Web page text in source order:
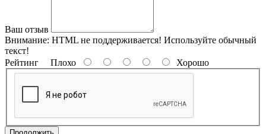
Ваш отзыв
Внимание: HTML не поддерживается! Используйте обычный
текст!
Рейтинг Плохо Хорошо